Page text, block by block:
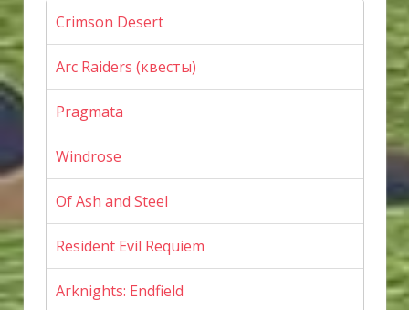
Crimson Desert
Arc Raiders (квесты)
Pragmata
Windrose
Of Ash and Steel
Resident Evil Requiem
Arknights: Endfield